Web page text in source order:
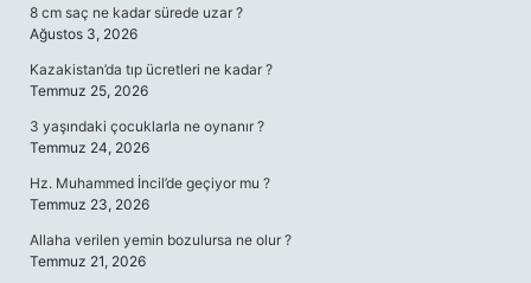
8 cm saç ne kadar sürede uzar ?
Ağustos 3, 2026
Kazakistan’da tıp ücretleri ne kadar ?
Temmuz 25, 2026
3 yaşındaki çocuklarla ne oynanır ?
Temmuz 24, 2026
Hz. Muhammed İncil’de geçiyor mu ?
Temmuz 23, 2026
Allaha verilen yemin bozulursa ne olur ?
Temmuz 21, 2026